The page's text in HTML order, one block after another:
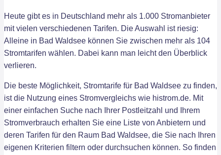
Heute gibt es in Deutschland mehr als 1.000 Stromanbieter
mit vielen verschiedenen Tarifen. Die Auswahl ist riesig:
Alleine in Bad Waldsee können Sie zwischen mehr als 104
Stromtarifen wählen. Dabei kann man leicht den Überblick
verlieren.
Die beste Möglichkeit, Stromtarife für Bad Waldsee zu finden,
ist die Nutzung eines Stromvergleichs wie histrom.de. Mit
einer einfachen Suche nach Ihrer Postleitzahl und Ihrem
Stromverbrauch erhalten Sie eine Liste von Anbietern und
deren Tarifen für den Raum Bad Waldsee, die Sie nach Ihren
eigenen Kriterien filtern oder durchsuchen können. So finden